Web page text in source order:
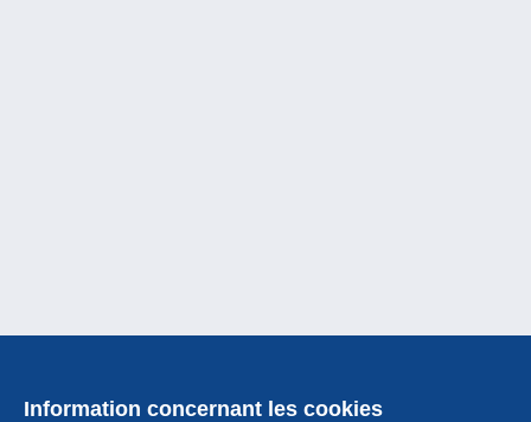
Information concernant les cookies